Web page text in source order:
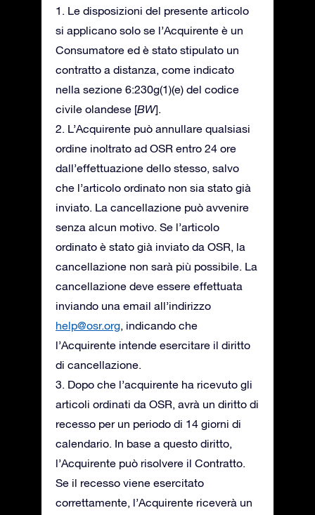
1. Le disposizioni del presente articolo
si applicano solo se l’Acquirente è un
Consumatore ed è stato stipulato un
contratto a distanza, come indicato
nella sezione 6:230g(1)(e) del codice
civile olandese [BW].
2. L’Acquirente può annullare qualsiasi
ordine inoltrato ad OSR entro 24 ore
dall’effettuazione dello stesso, salvo
che l’articolo ordinato non sia stato già
inviato. La cancellazione può avvenire
senza alcun motivo. Se l’articolo
ordinato è stato già inviato da OSR, la
cancellazione non sarà più possibile. La
cancellazione deve essere effettuata
inviando una email all’indirizzo
help@osr.org, indicando che
l’Acquirente intende esercitare il diritto
di cancellazione.
3. Dopo che l’acquirente ha ricevuto gli
articoli ordinati da OSR, avrà un diritto di
recesso per un periodo di 14 giorni di
calendario. In base a questo diritto,
l’Acquirente può risolvere il Contratto.
Se il recesso viene esercitato
correttamente, l’Acquirente riceverà un